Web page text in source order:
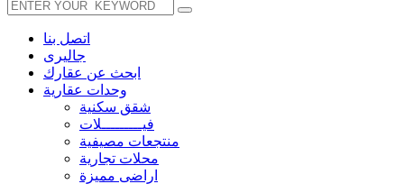
اتصل بنا
جاليرى
ابحث عن عقارك
وحدات عقارية
شقق سكنية
فيـــــــــلات
منتجعات مصيفية
محلات تجارية
اراضى مميزة